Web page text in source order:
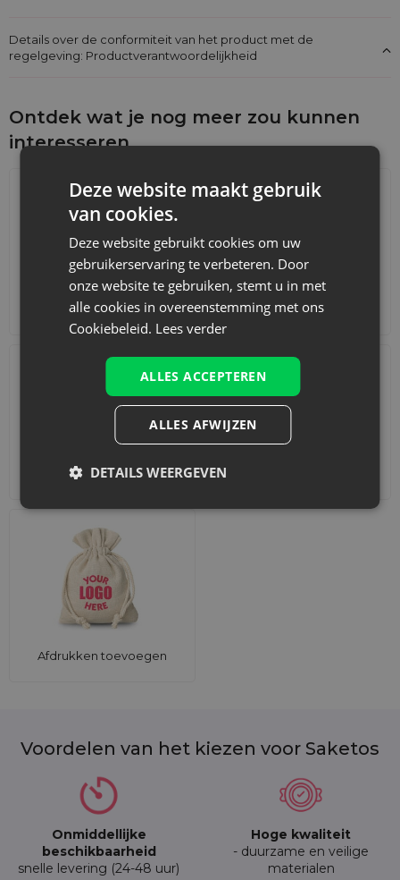
Details over de conformiteit van het product met de
regelgeving: Productverantwoordelijkheid
Ontdek wat je nog meer zou kunnen
interesseren
Adventskalenders Katoenen zakjes
Accessoires en decoraties
Afdrukken toevoegen
Voordelen van het kiezen voor Saketos
Onmiddellijke
beschikbaarheid
snelle levering (24-48 uur)
Hoge kwaliteit
- duurzame en veilige
materialen
Deze website maakt gebruik
van cookies.
Deze website gebruikt cookies om uw
gebruikerservaring te verbeteren. Door
onze website te gebruiken, stemt u in met
alle cookies in overeenstemming met ons
Cookiebeleid. Lees verder
ALLES ACCEPTEREN
ALLES AFWIJZEN
DETAILS WEERGEVEN